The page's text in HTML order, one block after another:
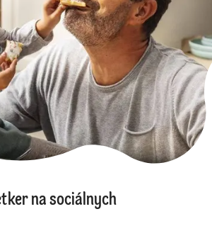
na sociálnych